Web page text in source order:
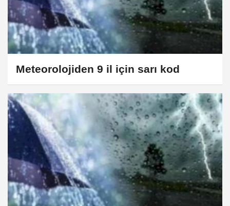
Meteorolojiden 9 il için sarı kod